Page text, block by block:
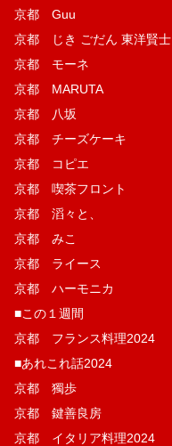
京都 Guu
京都 じき ごだん 東洋賢士
京都 モーネ
京都 MARUTA
京都 八坂
京都 チーズケーキ
京都 コピエ
京都 喫茶フロント
京都 滔々と、
京都 みこ
京都 ライース
京都 ハーモニカ
■この１週間
京都 フランス料理2024
■あれこれ話2024
京都 獨歩
京都 鍵善良房
京都 イタリア料理2024